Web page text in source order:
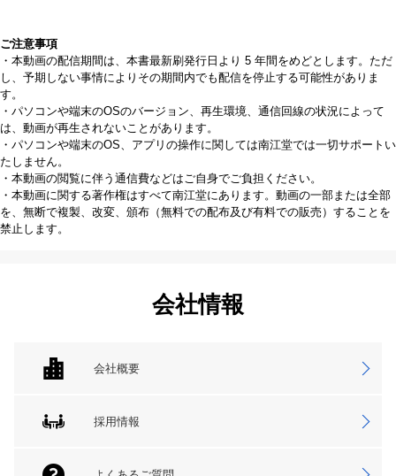
ご注意事項
・本動画の配信期間は、本書最新刷発行日より 5 年間をめどとします。ただ
し、予期しない事情によりその期間内でも配信を停止する可能性がありま
す。
・パソコンや端末のOSのバージョン、再生環境、通信回線の状況によって
は、動画が再生されないことがあります。
・パソコンや端末のOS、アプリの操作に関しては南江堂では一切サポートい
たしません。
・本動画の閲覧に伴う通信費などはご自身でご負担ください。
・本動画に関する著作権はすべて南江堂にあります。動画の一部または全部
を、無断で複製、改変、頒布（無料での配布及び有料での販売）することを
禁止します。
会社情報
会社概要
採用情報